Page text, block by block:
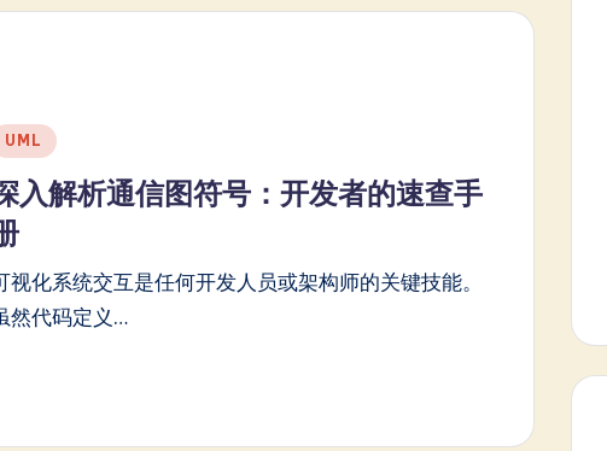
UML
入解析通信图符号：开发者的速查手
视化系统交互是任何开发人员或架构师的关键技能。
然代码定义…